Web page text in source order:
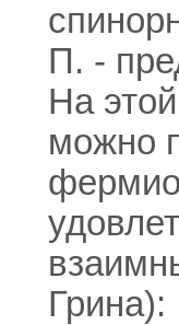
П. -
На
можно
Грина):